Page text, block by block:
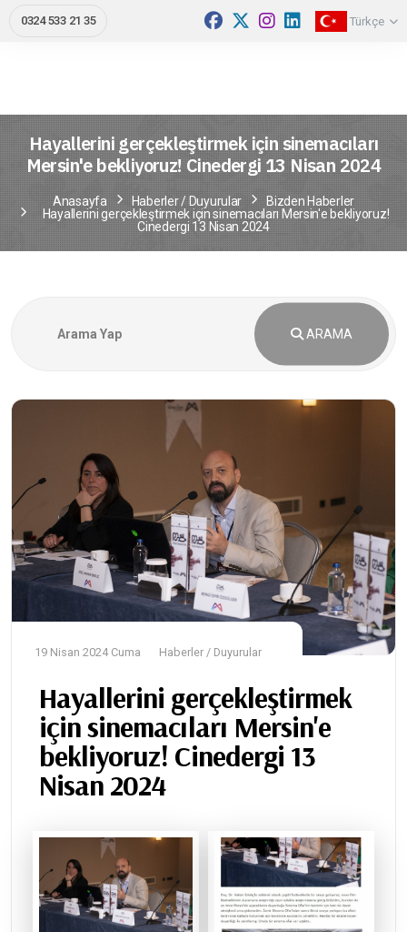
0324 533 21 35 Türkçe
Hayallerini gerçekleştirmek için sinemacıları
Mersin'e bekliyoruz! Cinedergi 13 Nisan 2024
Anasayfa Haberler / Duyurular
Bizden Haberler
Hayallerini gerçekleştirmek için sinemacıları Mersin'e bekliyoruz!
Cinedergi 13 Nisan 2024
ARAMA
19 Nisan 2024 Cuma Haberler / Duyurular
Hayallerini gerçekleştirmek
için sinemacıları Mersin'e
bekliyoruz! Cinedergi 13
Nisan 2024